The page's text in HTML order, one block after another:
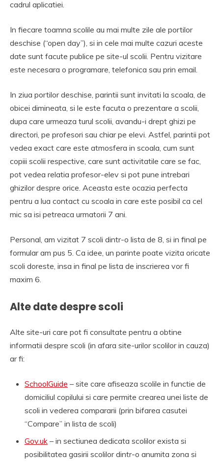
cadrul aplicatiei.
In fiecare toamna scolile au mai multe zile ale portilor
deschise (“open day”), si in cele mai multe cazuri aceste
date sunt facute publice pe site-ul scolii. Pentru vizitare
este necesara o programare, telefonica sau prin email.
In ziua portilor deschise, parintii sunt invitati la scoala, de
obicei dimineata, si le este facuta o prezentare a scolii,
dupa care urmeaza turul scolii, avandu-i drept ghizi pe
directori, pe profesori sau chiar pe elevi. Astfel, parintii pot
vedea exact care este atmosfera in scoala, cum sunt
copiii scolii respective, care sunt activitatile care se fac,
pot vedea relatia profesor-elev si pot pune intrebari
ghizilor despre orice. Aceasta este ocazia perfecta
pentru a lua contact cu scoala in care este posibil ca cel
mic sa isi petreaca urmatorii 7 ani.
Personal, am vizitat 7 scoli dintr-o lista de 8, si in final pe
formular am pus 5. Ca idee, un parinte poate vizita oricate
scoli doreste, insa in final pe lista de inscrierea vor fi
maxim 6.
Alte date despre scoli
Alte site-uri care pot fi consultate pentru a obtine
informatii despre scoli (in afara site-urilor scolilor in cauza)
ar fi:
SchoolGuide – site care afiseaza scolile in functie de
domiciliul copilului si care permite crearea unei liste de
scoli in vederea compararii (prin bifarea casutei
“Compare” in lista de scoli)
Gov.uk – in sectiunea dedicata scolilor exista si
posibilitatea gasirii scolilor dintr-o anumita zona si